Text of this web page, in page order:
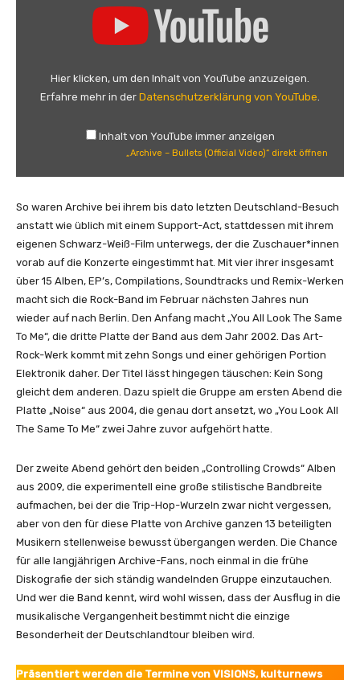
l
e
t
s
(
O
f
f
i
c
i
a
)
o
Hier klicken, um den Inhalt von YouTube anzuzeigen.
Erfahre mehr in der Datenschutzerklärung von YouTube.
Inhalt von YouTube immer anzeigen
„Archive – Bullets (Official Video)“ direkt öffnen
So waren Archive bei ihrem bis dato letzten Deutschland-Besuch
anstatt wie üblich mit einem Support-Act, stattdessen mit ihrem
eigenen Schwarz-Weiß-Film unterwegs, der die Zuschauer*innen
vorab auf die Konzerte eingestimmt hat. Mit vier ihrer insgesamt
über 15 Alben, EP’s, Compilations, Soundtracks und Remix-Werken
macht sich die Rock-Band im Februar nächsten Jahres nun
wieder auf nach Berlin. Den Anfang macht „You All Look The Same
To Me“, die dritte Platte der Band aus dem Jahr 2002. Das Art-
Rock-Werk kommt mit zehn Songs und einer gehörigen Portion
Elektronik daher. Der Titel lässt hingegen täuschen: Kein Song
gleicht dem anderen. Dazu spielt die Gruppe am ersten Abend die
Platte „Noise“ aus 2004, die genau dort ansetzt, wo „You Look All
The Same To Me“ zwei Jahre zuvor aufgehört hatte.
Der zweite Abend gehört den beiden „Controlling Crowds“ Alben
aus 2009, die experimentell eine große stilistische Bandbreite
aufmachen, bei der die Trip-Hop-Wurzeln zwar nicht vergessen,
aber von den für diese Platte von Archive ganzen 13 beteiligten
Musikern stellenweise bewusst übergangen werden. Die Chance
für alle langjährigen Archive-Fans, noch einmal in die frühe
Diskografie der sich ständig wandelnden Gruppe einzutauchen.
Und wer die Band kennt, wird wohl wissen, dass der Ausflug in die
musikalische Vergangenheit bestimmt nicht die einzige
Besonderheit der Deutschlandtour bleiben wird.
Präsentiert werden die Termine von VISIONS, kulturnews